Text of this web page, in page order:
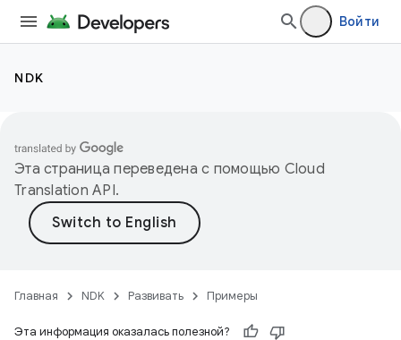
Войти
NDK
Эта страница переведена с помощью Cloud
Translation API.
Главная NDK Развивать Примеры
Эта информация оказалась полезной?